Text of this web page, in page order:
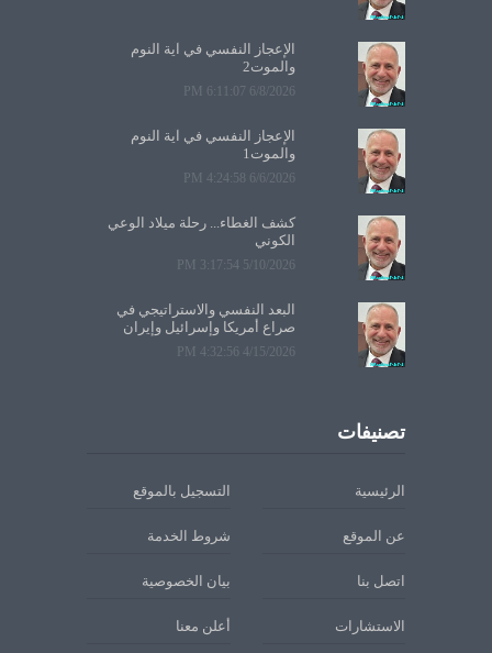
الإعجاز النفسي في آية النوم
والموت2
6/8/2026 6:11:07 PM
الإعجاز النفسي في آية النوم
والموت1
6/6/2026 4:24:58 PM
كشف الغطاء... رحلة ميلاد الوعي
الكوني
5/10/2026 3:17:54 PM
البعد النفسي والاستراتيجي في
صراع أمريكا وإسرائيل وإيران
4/15/2026 4:32:56 PM
تصنيفات
الرئيسية التسجيل بالموقع
عن الموقع شروط الخدمة
اتصل بنا بيان الخصوصية
الاستشارات أعلن معنا